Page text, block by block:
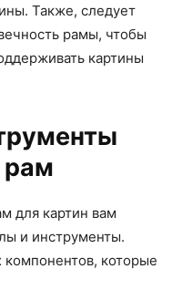
Также, следует
рамы, чтобы
картины
рам
для картин вам
и инструменты.
которые